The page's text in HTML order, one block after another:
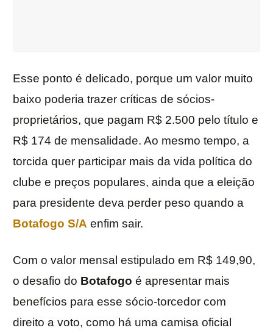
Esse ponto é delicado, porque um valor muito
baixo poderia trazer críticas de sócios-
proprietários, que pagam R$ 2.500 pelo título e
R$ 174 de mensalidade. Ao mesmo tempo, a
torcida quer participar mais da vida política do
clube e preços populares, ainda que a eleição
para presidente deva perder peso quando a
Botafogo S/A enfim sair.
Com o valor mensal estipulado em R$ 149,90,
o desafio do Botafogo é apresentar mais
benefícios para esse sócio-torcedor com
direito a voto, como há uma camisa oficial